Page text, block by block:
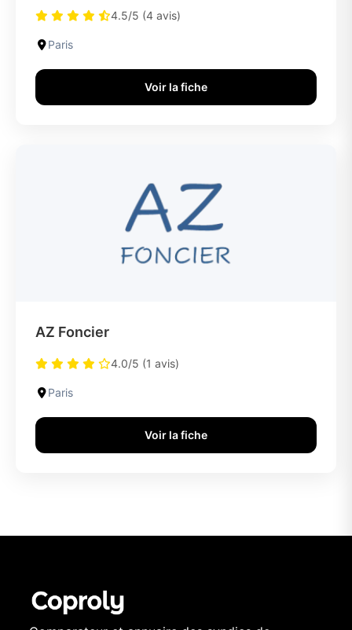
4.5/5 (4 avis)
Paris
Voir la fiche
AZ Foncier
4.0/5 (1 avis)
Paris
Voir la fiche